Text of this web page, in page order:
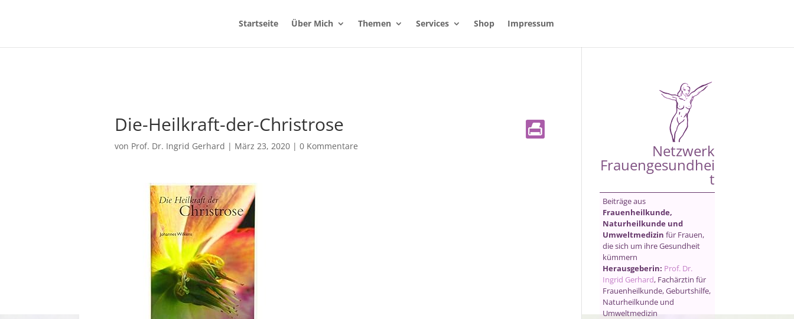
Startseite Über Mich Themen Services Shop Impressum
Die-Heilkraft-der-Christrose
von Prof. Dr. Ingrid Gerhard | März 23, 2020| 0 Kommentare Netzwerk
Frauengesundhei
t
Beiträge aus
Frauenheilkunde,
Naturheilkunde und
Umweltmedizin für Frauen,
die sich um ihre Gesundheit
kümmern
Herausgeberin: Prof. Dr.
Ingrid Gerhard, Fachärztin für
Frauenheilkunde, Geburtshilfe,
Naturheilkunde und
Umweltmedizin